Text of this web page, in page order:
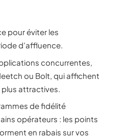
pour éviter les
d’affluence.
concurrentes,
ou Bolt, qui affichent
attractives.
de fidélité
opérateurs : les points
en rabais sur vos